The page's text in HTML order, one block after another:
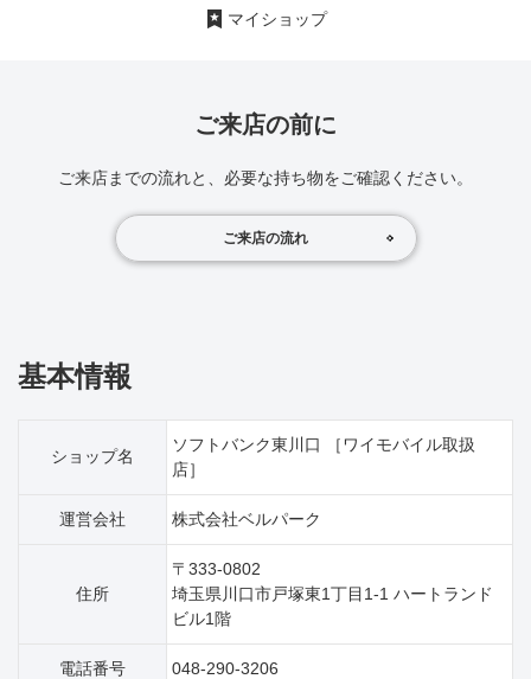
マイショップ
ご来店の前に
ご来店までの流れと、必要な持ち物をご確認ください。
ご来店の流れ
基本情報
ショップ名
ソフトバンク東川口 ［ワイモバイル取扱
店］
運営会社 株式会社ベルパーク
住所
〒333-0802
埼玉県川口市戸塚東1丁目1‐1 ハートランド
ビル1階
電話番号 048-290-3206